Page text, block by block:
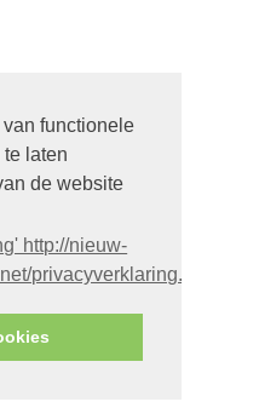
functionele
laten
de website
http://nieuw-
privacyverklaring.aspx